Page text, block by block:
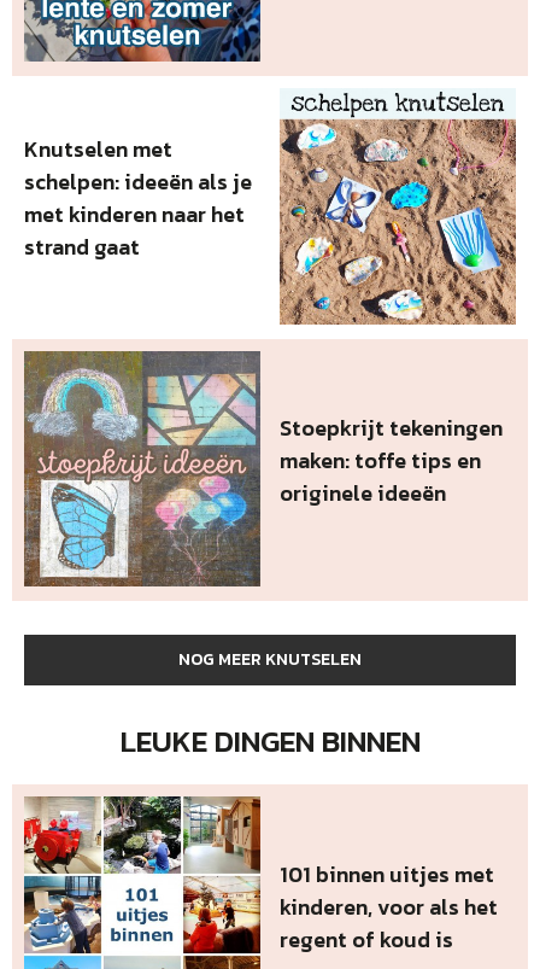
NOG MEER KNUTSELEN
Knutselen met
schelpen: ideeën als je
met kinderen naar het
strand gaat
Stoepkrijt tekeningen
maken: toffe tips en
originele ideeën
LEUKE DINGEN BINNEN
101 binnen uitjes met
kinderen, voor als het
regent of koud is